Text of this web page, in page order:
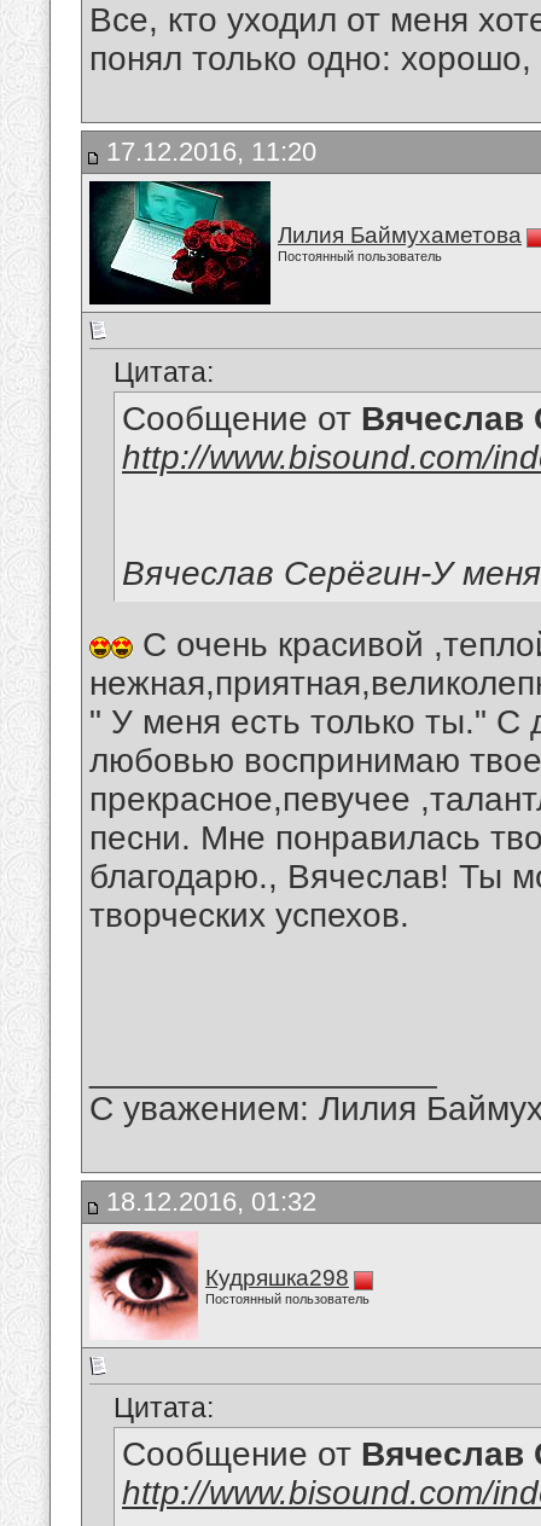
Все, кто уходил от меня
понял только одно:
17.12.2016, 11:20
Лилия Баймухаметова
Постоянный пользователь
Цитата:
Сообщение от Вячеслав
http://www.bisound.com/
Вячеслав Серёгин-У
С очень красивой
" У меня есть только ты."
любовью воспринимаю
прекрасное,певучее
песни. Мне понравилась
благодарю., Вячеслав! Ты
творческих успехов.
С уважением: Лилия
18.12.2016, 01:32
Кудряшка298
Постоянный пользователь
Цитата:
Сообщение от Вячеслав
http://www.bisound.com/